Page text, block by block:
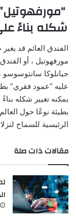
شكله بناءً
الفندق العائم قد
مورفهوتيل ، أو
جيانلوكا
عليه “عمود فقري”
يمكنه تغيير شكله
بطيئة نوعًا حول
الرئيسية للسماح
مقالات ذات صلة